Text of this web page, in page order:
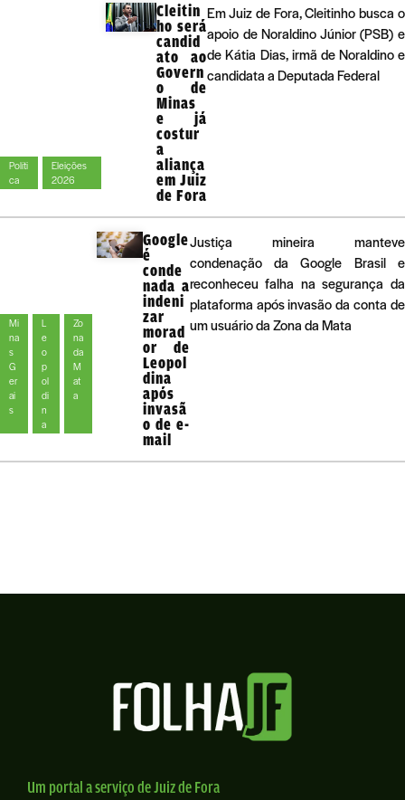
Políti
ca
Eleições
2026
Cleitin
ho será
candid
ato ao
Govern
o de
Minas
e já
costur
a
aliança
em Juiz
de Fora
Em Juiz de Fora, Cleitinho busca o
apoio de Noraldino Júnior (PSB) e
de Kátia Dias, irmã de Noraldino e
candidata a Deputada Federal
Mi
na
s
G
er
ai
s
L
e
o
p
ol
di
n
a
Zo
na
da
M
at
a
Google
é
conde
nada a
indeni
zar
morad
or de
Leopol
dina
após
invasã
o de e-
mail
Justiça mineira manteve
condenação da Google Brasil e
reconheceu falha na segurança da
plataforma após invasão da conta de
um usuário da Zona da Mata
Um portal a serviço de Juiz de Fora